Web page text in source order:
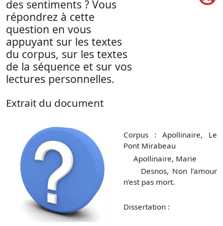
des sentiments ? Vous
répondrez à cette
question en vous
appuyant sur les textes
du corpus, sur les textes
de la séquence et sur vos
lectures personnelles.
Extrait du document
Corpus : Apollinaire, Le
Pont Mirabeau
Apollinaire, Marie
Desnos, Non l’amour
n’est pas mort.
Dissertation :